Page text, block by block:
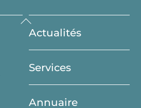
Back
To
Top
Actualités
Services
Annuaire